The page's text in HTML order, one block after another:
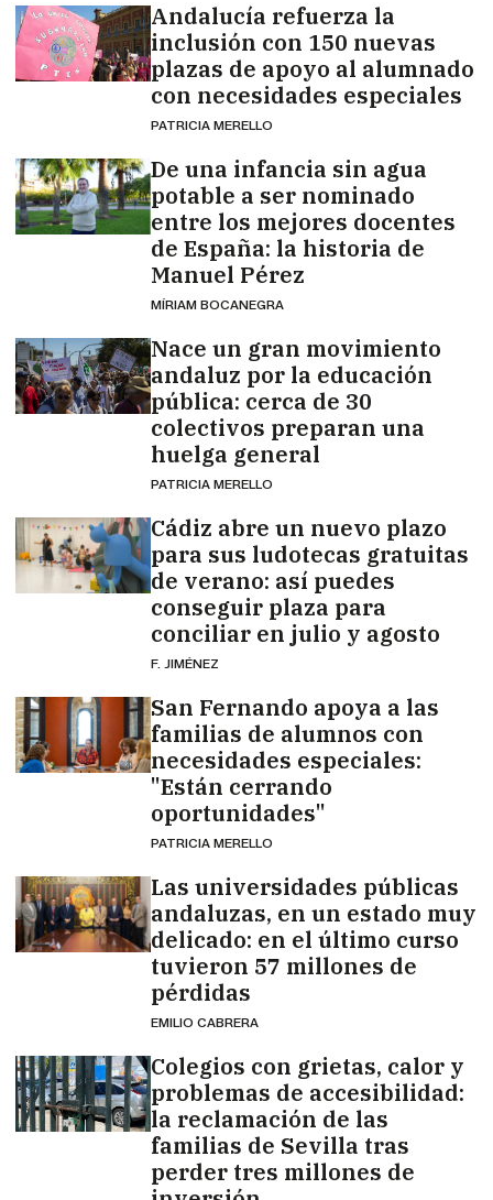
Andalucía refuerza la
inclusión con 150 nuevas
plazas de apoyo al alumnado
con necesidades especiales
PATRICIA MERELLO
De una infancia sin agua
potable a ser nominado
entre los mejores docentes
de España: la historia de
Manuel Pérez
MÍRIAM BOCANEGRA
Nace un gran movimiento
andaluz por la educación
pública: cerca de 30
colectivos preparan una
huelga general
PATRICIA MERELLO
Cádiz abre un nuevo plazo
para sus ludotecas gratuitas
de verano: así puedes
conseguir plaza para
conciliar en julio y agosto
F. JIMÉNEZ
San Fernando apoya a las
familias de alumnos con
necesidades especiales:
"Están cerrando
oportunidades"
PATRICIA MERELLO
Las universidades públicas
andaluzas, en un estado muy
delicado: en el último curso
tuvieron 57 millones de
pérdidas
EMILIO CABRERA
Colegios con grietas, calor y
problemas de accesibilidad:
la reclamación de las
familias de Sevilla tras
perder tres millones de